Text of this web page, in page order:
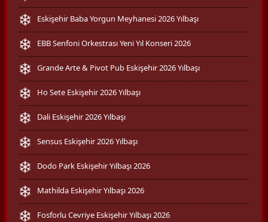
Eskişehir Baba Yorgun Meyhanesi 2026 Yılbaşı
EBB Senfoni Orkestrası Yeni Yıl Konseri 2026
Grande Arte & Pivot Pub Eskişehir 2026 Yılbaşı
Ho Sete Eskişehir 2026 Yılbaşı
Dali Eskişehir 2026 Yılbaşı
Sensus Eskişehir 2026 Yılbaşı
Dodo Park Eskişehir Yılbaşı 2026
Mathilda Eskişehir Yılbaşı 2026
Fosforlu Cevriye Eskişehir Yılbaşı 2026